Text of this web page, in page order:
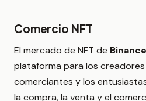
Comercio NFT
El mercado de NFT de Binance
plataforma para los creadores
comerciantes y los
la compra, la venta y el